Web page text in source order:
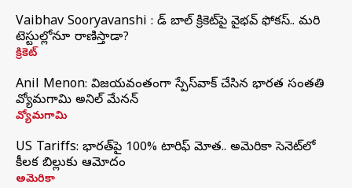
Vaibhav Sooryavanshi : రెడ్ బాల్ క్రికెట్‌పై వైభవ్ ఫోకస్.. మరి
టెస్టుల్లోనూ రాణిస్తాడా?
క్రికెట్
Anil Menon: విజయవంతంగా స్పేస్‌వాక్‌ చేసిన భారత సంతతి
వ్యోమగామి అనిల్‌ మేనన్
వ్యోమగామి
US Tariffs: భారత్‌పై 100% టారిఫ్‌ మోత.. అమెరికా సెనెట్‌లో
కీలక బిల్లుకు ఆమోదం
అమెరికా